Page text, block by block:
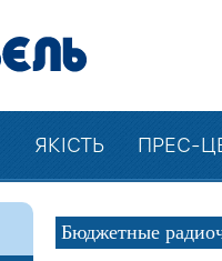
ЯКІСТЬ ПРЕС-
Бюджетные